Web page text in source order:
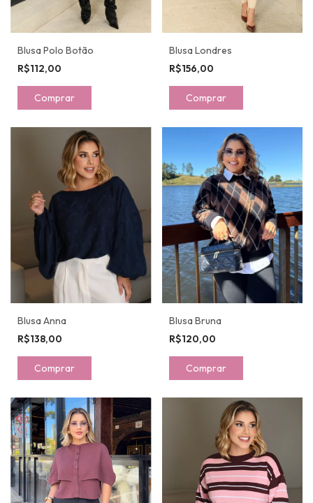
Blusa Polo Botão
R$112,00
Comprar
Blusa Londres
R$156,00
Comprar
Blusa Anna
R$138,00
Comprar
Blusa Bruna
R$120,00
Comprar